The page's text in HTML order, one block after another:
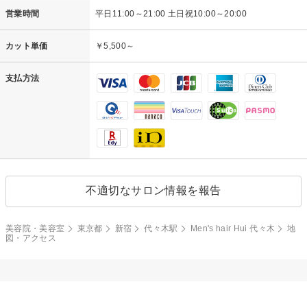
営業時間 平日11:00～21:00 土日祝10:00～20:00
カット単価 ￥5,500～
支払方法
不適切なサロン情報を報告
美容院・美容室 東京都 新宿 代々木駅 Men's hair Hui 代々木
地
図・アクセス